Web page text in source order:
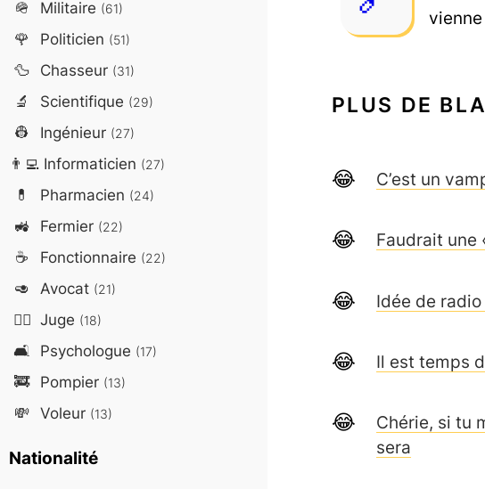
PLUS DE
C’est un
Faudrait une
Idée de
Il est temps
Chérie, si tu
sera
🪖 Militaire (61)
🌹 Politicien (51)
🦆 Chasseur (31)
🔬 Scientifique (29)
👷 Ingénieur (27)
👨‍💻Informaticien (27)
💊 Pharmacien (24)
🚜 Fermier (22)
☕ Fonctionnaire (22)
🥑 Avocat (21)
👨‍⚖️ Juge (18)
🛋️ Psychologue (17)
🚒 Pompier (13)
💸 Voleur (13)
Nationalité